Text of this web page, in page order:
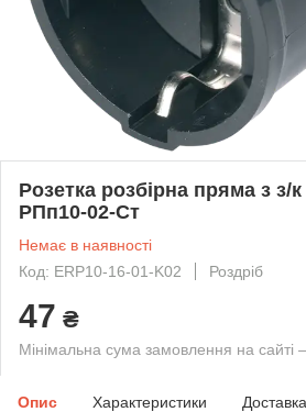
Розетка розбірна пряма з з/
РПп10-02-Ст
Немає в наявності
Код: ERP10-16-01-K02
Роздріб
47 ₴
Мінімальна сума замовлення на сайті
Опис Характеристики Доставка